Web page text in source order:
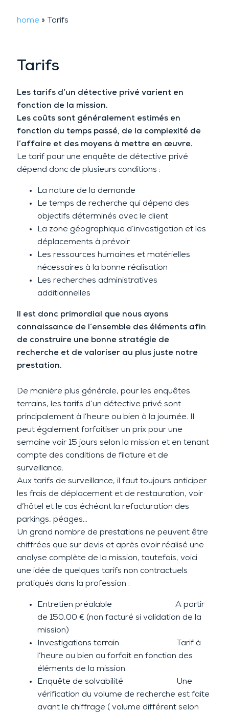
home » Tarifs
Tarifs
Les tarifsd’un détective privé varient en
fonction de la mission.
Les coûts sont généralement estimés en
fonction du temps passé, de la complexité de
l’affaire et des moyens à mettre en œuvre.
Le tarifpour une enquête de détective privé
dépend donc de plusieurs conditions :
La nature de la demande
Le temps de recherche qui dépend des
objectifs déterminés avec le client
La zone géographique d’investigation et les
déplacements à prévoir
Les ressources humaines et matérielles
nécessaires à la bonne réalisation
Les recherches administratives
additionnelles
Il est donc primordial que nous ayons
connaissance de l’ensemble des éléments afin
de construire une bonne stratégie de
recherche et de valoriser au plus juste notre
prestation.
De manière plus générale, pour les enquêtes
terrains, les tarifs d’un détective privé sont
principalement à l’heure ou bien à la journée. Il
peut également forfaitiser un prixpour une
semaine voir 15 jours selon la mission et en tenant
compte des conditions de filature et de
surveillance.
Aux tarifs de surveillance, il faut toujours anticiper
les frais de déplacement et de restauration, voir
d’hôtel et le cas échéant la refacturation des
parkings, péages…
Un grand nombre de prestations ne peuvent être
chiffrées que sur devis et après avoir réalisé une
analyse complète de la mission, toutefois, voici
une idée de quelques tarifs non contractuels
pratiqués dans la profession :
Entretien préalable
A partir
de 150,00 € (non facturé si validation de la
mission)
Investigations terrain Tarif à
l’heure ou bien au forfait en fonction des
éléments de la mission.
Enquête de solvabilité
Une
vérification du volume de recherche est faite
avant le chiffrage ( volume différent selon